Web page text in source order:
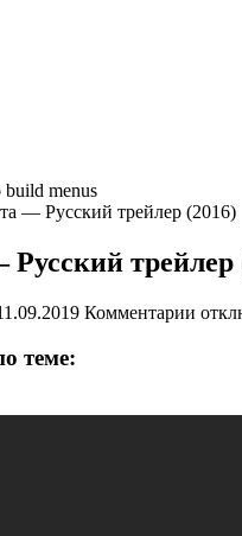
build menus
— Русский трейлер (2016)
трейлер
Комментарии
к
теме: